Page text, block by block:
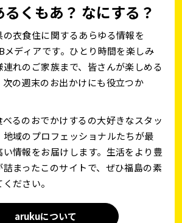
くもあ？ なにする？
衣食住に関するあらゆる情報を
メディアです。ひとり時間を楽しみ
れのご家族まで、皆さんが楽しめる
の週末のお出かけにも役立つか
るのおでかけするの大好きなスタッ
地域のプロフェッショナルたちが最
情報をお届けします。生活をより豊
まったこのサイトで、ぜひ福島の素
ださい。
arukuについて